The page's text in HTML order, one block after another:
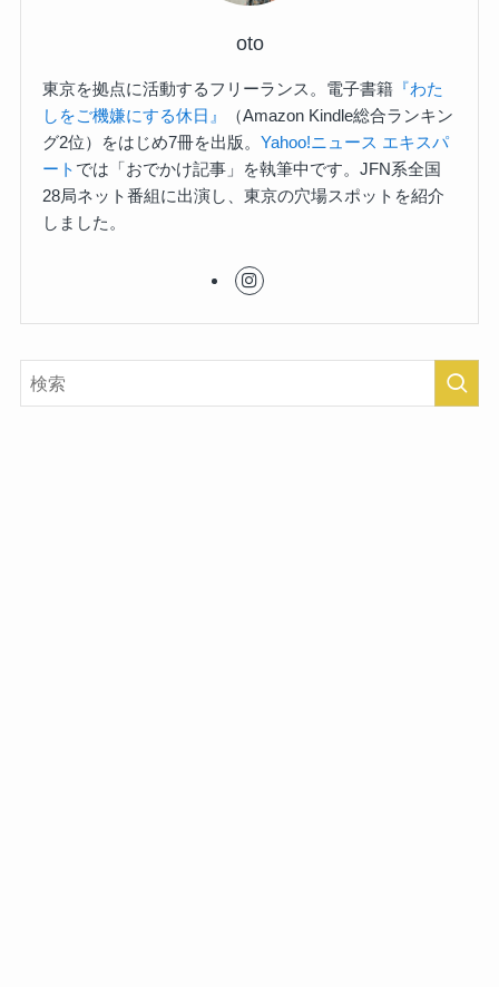
oto
東京を拠点に活動するフリーランス。電子書籍 『わた
しをご機嫌にする休日』
（Amazon Kindle総合ランキン
グ2位）をはじめ7冊を出版。Yahoo!ニュース エキスパ
ート では「おでかけ記事」を執筆中です。JFN系全国
28局ネット番組に出演し、東京の穴場スポットを紹介
しました。